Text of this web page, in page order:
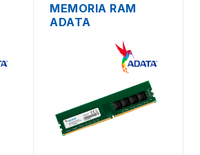
MEMORIA RAM
ADATA
SGN DDR4 16GB